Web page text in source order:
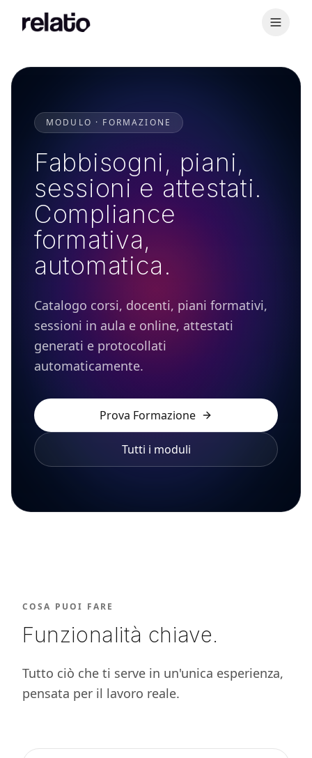
MODULO · FORMAZIONE
Fabbisogni, piani,
sessioni e attestati.
Compliance
formativa,
automatica.
Catalogo corsi, docenti, piani formativi,
sessioni in aula e online, attestati
generati e protocollati
automaticamente.
Prova Formazione
Tutti i moduli
COSA PUOI FARE
Funzionalità chiave.
Tutto ciò che ti serve in un'unica esperienza,
pensata per il lavoro reale.